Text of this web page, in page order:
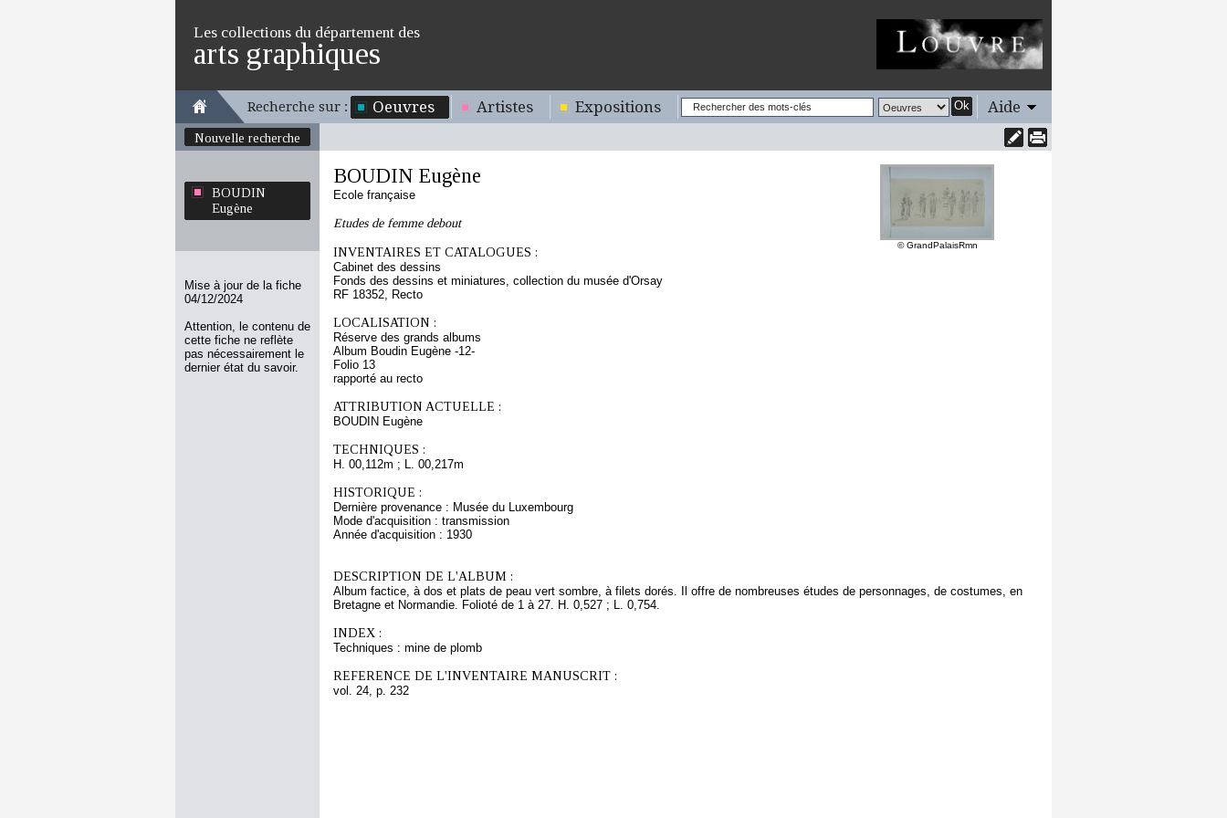
Les collections du département des
arts graphiques
Recherche sur : Oeuvres Artistes Expositions Ok Aide
Nouvelle recherche
BOUDIN
Eugène
Mise à jour de la fiche
04/12/2024
Attention, le contenu de
cette fiche ne reflète
pas nécessairement le
dernier état du savoir.
© GrandPalaisRmn
BOUDIN Eugène
Ecole française
Etudes de femme debout
INVENTAIRES ET CATALOGUES :
Cabinet des dessins
Fonds des dessins et miniatures, collection du musée d'Orsay
RF 18352, Recto
LOCALISATION :
Réserve des grands albums
Album Boudin Eugène -12-
Folio 13
rapporté au recto
ATTRIBUTION ACTUELLE :
BOUDIN Eugène
TECHNIQUES :
H. 00,112m ; L. 00,217m
HISTORIQUE :
Dernière provenance : Musée du Luxembourg
Mode d'acquisition : transmission
Année d'acquisition : 1930
DESCRIPTION DE L'ALBUM :
Album factice, à dos et plats de peau vert sombre, à filets dorés. Il offre de nombreuses études de personnages, de costumes, en
Bretagne et Normandie. Folioté de 1 à 27. H. 0,527 ; L. 0,754.
INDEX :
Techniques : mine de plomb
REFERENCE DE L'INVENTAIRE MANUSCRIT :
vol. 24, p. 232